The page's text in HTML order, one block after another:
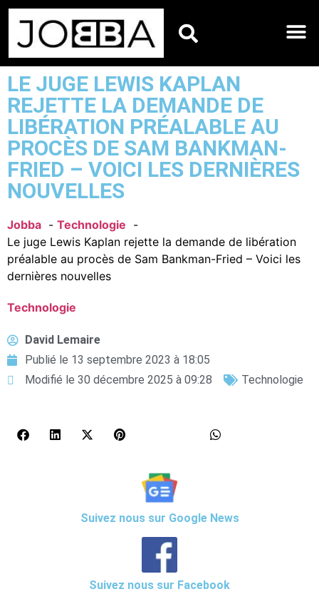
LE JUGE LEWIS KAPLAN
REJETTE LA DEMANDE DE
LIBÉRATION PRÉALABLE AU
PROCÈS DE SAM BANKMAN-
FRIED – VOICI LES DERNIÈRES
NOUVELLES
Jobba
Technologie
Le juge Lewis Kaplan rejette la demande de libération
préalable au procès de Sam Bankman-Fried – Voici les
dernières nouvelles
Technologie
David Lemaire
Publié le 13 septembre 2023 à 18:05
Modifié le 30 décembre 2025 à 09:28
Technologie
Suivez nous sur Google News
Suivez nous sur Facebook